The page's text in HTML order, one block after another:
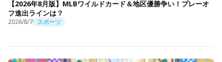
【2026年8月版】MLBワイルドカード＆地区優勝争い！プレーオ
フ進出ラインは？
2026/8/7 スポーツ